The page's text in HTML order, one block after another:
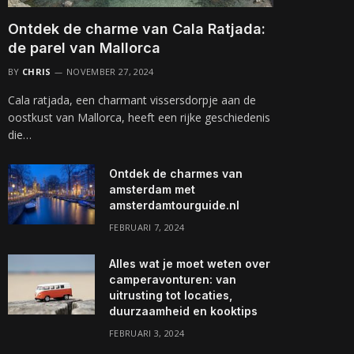
Ontdek de charme van Cala Ratjada:
de parel van Mallorca
BY CHRIS NOVEMBER 27, 2024
Cala ratjada, een charmant vissersdorpje aan de
oostkust van Mallorca, heeft een rijke geschiedenis
die…
Ontdek de charmes van
amsterdam met
amsterdamtourguide.nl
FEBRUARI 7, 2024
Alles wat je moet weten over
camperavonturen: van
uitrusting tot locaties,
duurzaamheid en kooktips
FEBRUARI 3, 2024